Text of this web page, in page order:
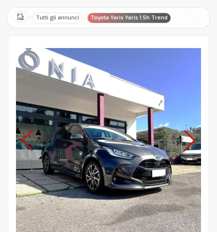
HomeTutti gli annunci Toyota Yaris Yaris 1.5h Trend